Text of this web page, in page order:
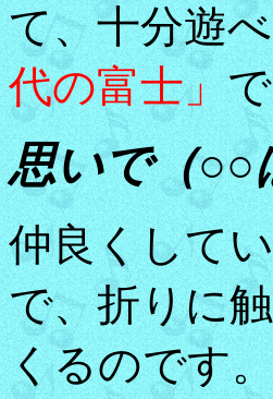
て、十分遊
代の富士」
思いで（○○
仲良くして
で、折りに
くるのです